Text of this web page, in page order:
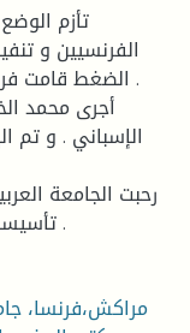
تأزم
الفرنسيين و
الضغط قامت
أجرى محمد
رحبت الجامعة
تأسيسها . ودعت إليه كثيرا في المحافل الدولية .
مراكش،فرنسا،